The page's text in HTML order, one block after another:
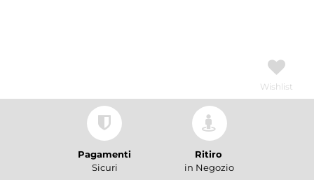
Wishlist
Pagamenti
Sicuri
Ritiro
in Negozio